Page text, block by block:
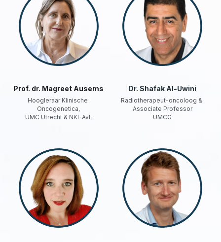
Prof. dr. Magreet Ausems
Hoogleraar Klinische
Oncogenetica,
UMC Utrecht & NKI-AvL
Dr. Shafak Al-Uwini
Radiotherapeut-oncoloog &
Associate Professor
UMCG